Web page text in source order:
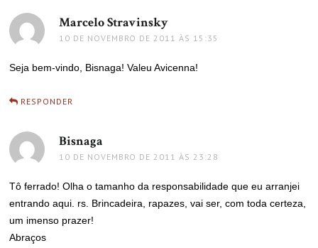
Marcelo Stravinsky
10 DE NOVEMBRO DE 2011 ÀS 15:35
Seja bem-vindo, Bisnaga! Valeu Avicenna!
RESPONDER
Bisnaga
10 DE NOVEMBRO DE 2011 ÀS 23:28
Tô ferrado! Olha o tamanho da responsabilidade que eu arranjei
entrando aqui. rs. Brincadeira, rapazes, vai ser, com toda certeza,
um imenso prazer!
Abraços